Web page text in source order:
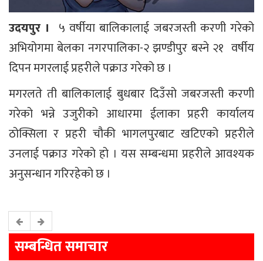
उदयपुर । ५ वर्षीया बालिकालाई जबरजस्ती करणी गरेको
अभियोगमा बेलका नगरपालिका-२ झण्डीपुर बस्ने २१ वर्षीय
दिपन मगरलाई प्रहरीले पक्राउ गरेको छ ।
मगरलते ती बालिकालाई बुधबार दिउँसो जबरजस्ती करणी
गरेको भन्ने उजुरीको आधारमा ईलाका प्रहरी कार्यालय
ठोक्सिला र प्रहरी चौकी भागलपुरबाट खटिएको प्रहरीले
उनलाई पक्राउ गरेको हो । यस सम्बन्धमा प्रहरीले आवश्यक
अनुसन्धान गरिरहेको छ ।
सम्बन्धित समाचार